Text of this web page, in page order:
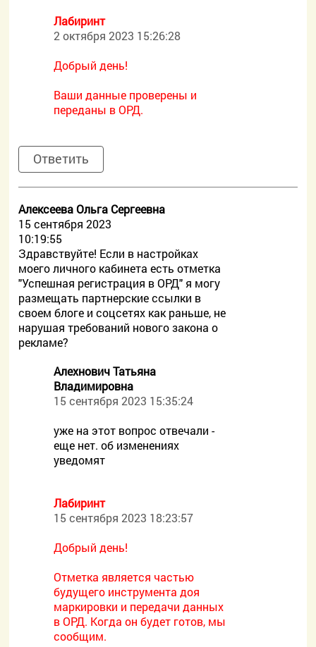
Лабиринт
2 октября 2023 15:26:28
Добрый день!
Ваши данные проверены и
переданы в ОРД.
Ответить
Алексеева Ольга Сергеевна
15 сентября 2023
10:19:55
Здравствуйте! Если в настройках
моего личного кабинета есть отметка
"Успешная регистрация в ОРД" я могу
размещать партнерские ссылки в
своем блоге и соцсетях как раньше, не
нарушая требований нового закона о
рекламе?
Алехнович Татьяна
Владимировна
15 сентября 2023 15:35:24
уже на этот вопрос отвечали -
еще нет. об изменениях
уведомят
Лабиринт
15 сентября 2023 18:23:57
Добрый день!
Отметка является частью
будущего инструмента доя
маркировки и передачи данных
в ОРД. Когда он будет готов, мы
сообщим.